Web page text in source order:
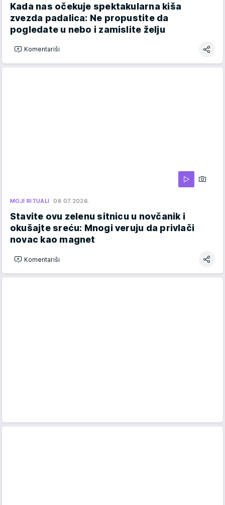
Kada nas očekuje spektakularna kiša
zvezda padalica: Ne propustite da
pogledate u nebo i zamislite želju
Komentariši
MOJI RITUALI 08.07.2026.
Stavite ovu zelenu sitnicu u novčanik i
okušajte sreću: Mnogi veruju da privlači
novac kao magnet
Komentariši